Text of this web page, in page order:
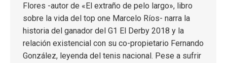
Flores -autor de «El extraño de pelo largo», libro
sobre la vida del top one Marcelo Ríos- narra la
historia del ganador del G1 El Derby 2018 y la
relación existencial con su co-propietario Fernando
González, leyenda del tenis nacional. Pese a sufrir